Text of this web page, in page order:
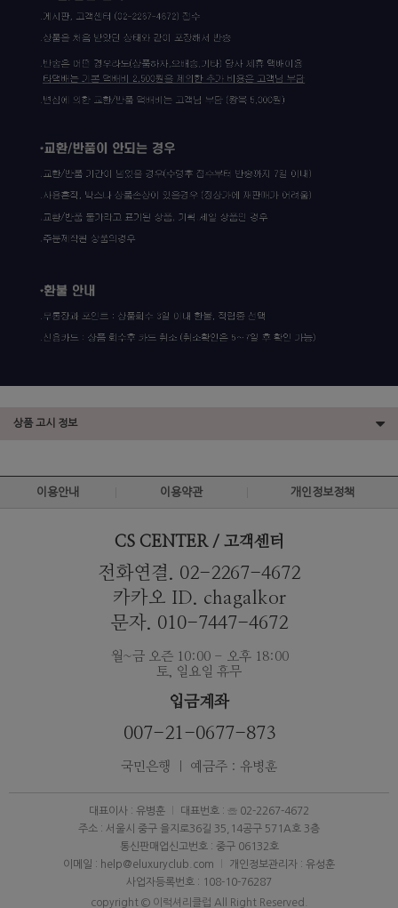
상품 고시 정보
이용안내 이용약관 개인정보정책
CS CENTER / 고객센터
전화연결. 02-2267-4672
카카오 ID. chagalkor
문자. 010-7447-4672
월~금 오즌 10:00 - 오후 18:00
토, 일요일 휴무
입금계좌
007-21-0677-873
국민은행 ｜ 예금주 : 유병훈
대표이사 : 유병훈
대표번호 : ☏ 02-2267-4672
주소 : 서울시 중구 을지로36길 35,14공구 571A호 3층
통신판매업신고번호 : 중구 06132호
이메일 : help@eluxuryclub.com
개인정보관리자 : 유성훈
사업자등록번호 : 108-10-76287
copyright © 이럭셔리클럽 All Right Reserved.